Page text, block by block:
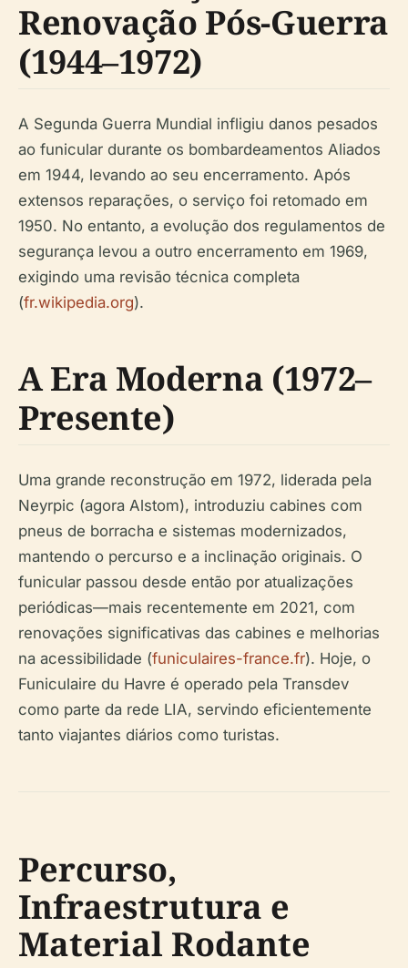
Renovação Pós-Guerra
(1944–1972)
A Segunda Guerra Mundial infligiu danos pesados
ao funicular durante os bombardeamentos Aliados
em 1944, levando ao seu encerramento. Após
extensos reparações, o serviço foi retomado em
1950. No entanto, a evolução dos regulamentos de
segurança levou a outro encerramento em 1969,
exigindo uma revisão técnica completa
(fr.wikipedia.org).
A Era Moderna (1972–
Presente)
Uma grande reconstrução em 1972, liderada pela
Neyrpic (agora Alstom), introduziu cabines com
pneus de borracha e sistemas modernizados,
mantendo o percurso e a inclinação originais. O
funicular passou desde então por atualizações
periódicas—mais recentemente em 2021, com
renovações significativas das cabines e melhorias
na acessibilidade (funiculaires-france.fr). Hoje, o
Funiculaire du Havre é operado pela Transdev
como parte da rede LIA, servindo eficientemente
tanto viajantes diários como turistas.
Percurso,
Infraestrutura e
Material Rodante